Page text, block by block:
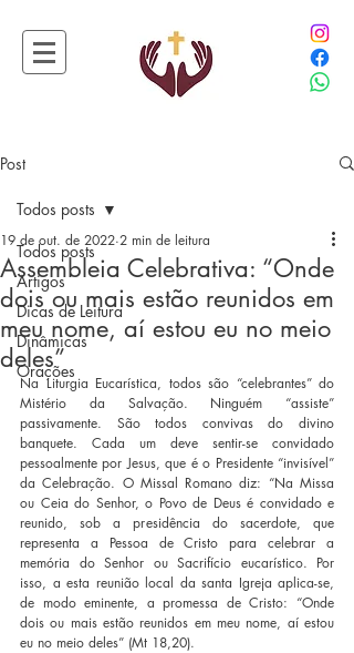
Post
Todos posts
Artigos
Dicas de Leitura
Dinâmicas
Orações
Todos posts
Assembleia Celebrativa: “Onde
dois ou mais estão reunidos em
meu nome, aí estou eu no meio
deles”
19 de out. de 2022 2 min de leitura
Na Liturgia Eucarística, todos são “celebrantes” do
Mistério da Salvação. Ninguém “assiste”
passivamente. São todos convivas do divino
banquete. Cada um deve sentir-se convidado
pessoalmente por Jesus, que é o Presidente “invisível”
da Celebração. O Missal Romano diz: “Na Missa
ou Ceia do Senhor, o Povo de Deus é convidado e
reunido, sob a presidência do sacerdote, que
representa a Pessoa de Cristo para celebrar a
memória do Senhor ou Sacrifício eucarístico. Por
isso, a esta reunião local da santa Igreja aplica-se,
de modo eminente, a promessa de Cristo: “Onde
dois ou mais estão reunidos em meu nome, aí estou
eu no meio deles” (Mt 18,20).